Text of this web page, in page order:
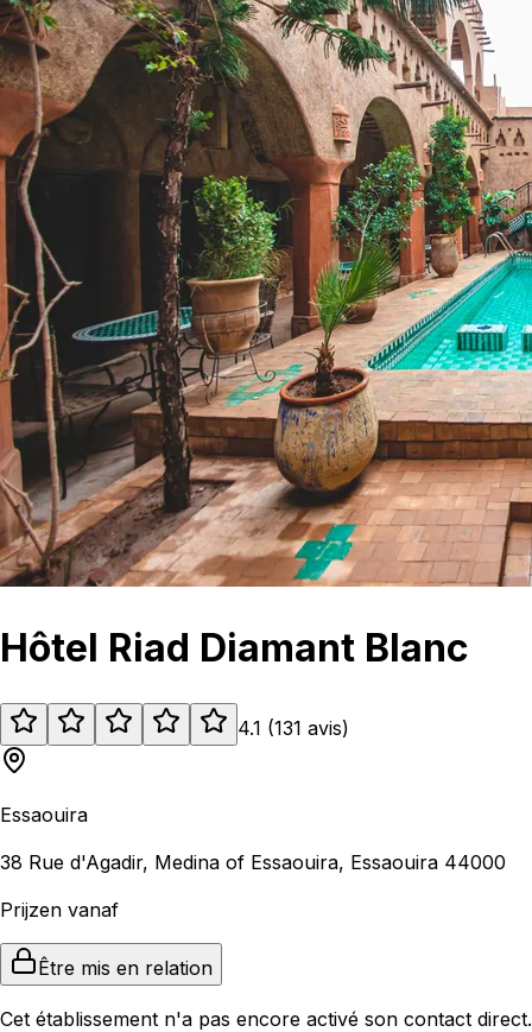
Hôtel Riad Diamant Blanc
4.1 (131 avis)
Essaouira
38 Rue d'Agadir, Medina of Essaouira, Essaouira 44000
Prijzen vanaf
Être mis en relation
Cet établissement n'a pas encore activé son contact direct.